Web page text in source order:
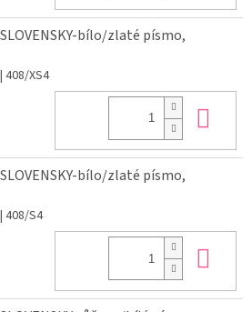
bílo/zlaté písmo,
| 408/XS4
bílo/zlaté písmo,
| 408/S4